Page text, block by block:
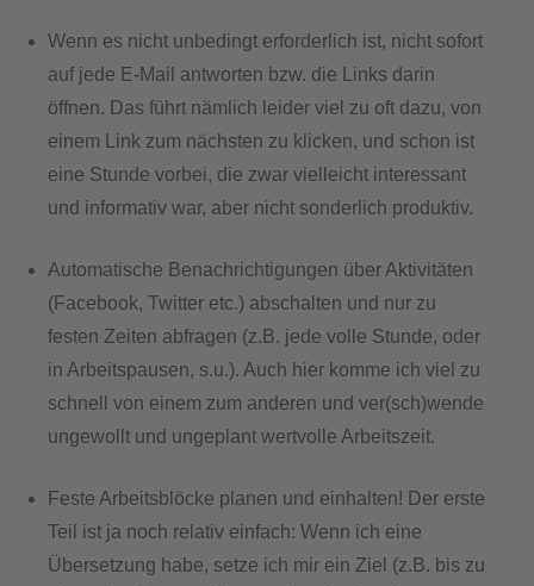
Wenn es nicht unbedingt erforderlich ist, nicht sofort
auf jede E-Mail antworten bzw. die Links darin
öffnen. Das führt nämlich leider viel zu oft dazu, von
einem Link zum nächsten zu klicken, und schon ist
eine Stunde vorbei, die zwar vielleicht interessant
und informativ war, aber nicht sonderlich produktiv.
Automatische Benachrichtigungen über Aktivitäten
(Facebook, Twitter etc.) abschalten und nur zu
festen Zeiten abfragen (z.B. jede volle Stunde, oder
in Arbeitspausen, s.u.). Auch hier komme ich viel zu
schnell von einem zum anderen und ver(sch)wende
ungewollt und ungeplant wertvolle Arbeitszeit.
Feste Arbeitsblöcke planen und einhalten! Der erste
Teil ist ja noch relativ einfach: Wenn ich eine
Übersetzung habe, setze ich mir ein Ziel (z.B. bis zu